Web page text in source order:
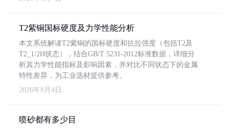
T2紫铜国标硬度及力学性能分析
本文系统解读T2紫铜的国标硬度和抗拉强度（包括T2及
T2_1/2H状态），结合GB/T 5231-2012标准数据，详细分
析其力学性能指标及影响因素，并对比不同状态下的金属
特性差异，为工业选材提供参考。
2026年8月4日
喷砂都有多少目